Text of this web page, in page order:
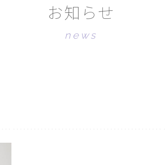
お知 らせ
n e ws